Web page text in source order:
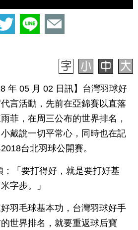
年 05 月 02 日訊】台灣羽球好
言活動，先前在亞錦賽以直落
菲，在周三公布的世界排名，
戴說一切平常心，同時也在記
台北羽球公開賽。
：「要打得好，就是要打好基
字步。」
羽毛球基本功，台灣羽球好手
世界排名，就要重返球后寶